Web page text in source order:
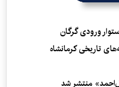
ورودی گرگان
تاریخی کرمانشاه
منتشر شد